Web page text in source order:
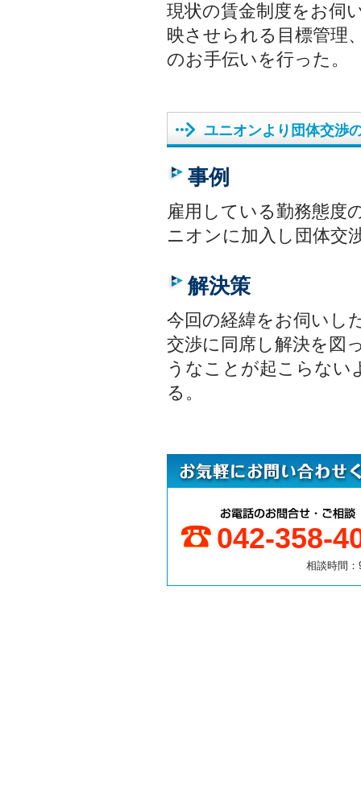
現状の賃金制度をお伺
映させられる目標管理
のお手伝いを行った。
ユニオンより団体交渉
事例
雇用している勤務態度
ニオンに加入し団体交
解決策
今回の経緯をお伺いし
交渉に同席し解決を図
うなことが起こらない
る。
042-358-
相談時間